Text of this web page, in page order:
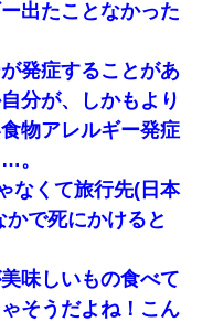
出たことなかった
発症することがあ
分が、しかもより
物アレルギー発症
。
なくて旅行先(日本
で死にかけると
味しいもの食べて
そうだよね！こん